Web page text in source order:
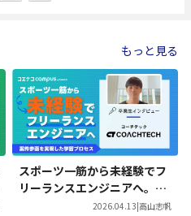
もっと見る
スポーツ一筋から未経験でフ
リーランスエンジニアへ。CO
ACHTECH Proを通じて案件
2026.04.13|高山志帆